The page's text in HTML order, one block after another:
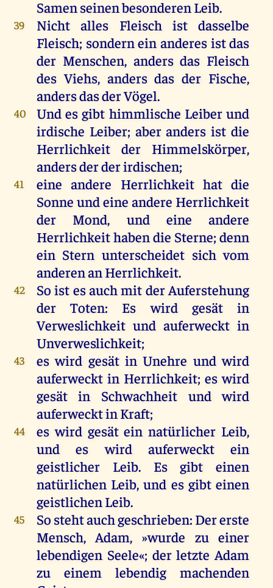
SamenseinenbesonderenLeib.
39 Nicht alles Fleisch ist dasselbe
Fleisch; sondernein anderes istdas
der Menschen, anders das Fleisch
des Viehs, anders das der Fische,
andersdasderVögel.
40 Und es gibt himmlische Leiber und
irdische Leiber; aber anders ist die
Herrlichkeit
der Himmelskörper,
andersderderirdischen;
41 eine andere Herrlichkeit hat die
Sonne undeine andere Herrlichkeit
der
Mond, und eine
andere
Herrlichkeithabendie Sterne;denn
ein Stern unterscheidet sich vom
anderenanHerrlichkeit.
42 So ist esauchmit derAuferstehung
der
Toten: Es wird gesät
in
Verweslichkeit und auferweckt in
Unverweslichkeit;
43 es wird gesät in Unehre und wird
auferweckt in Herrlichkeit;es wird
gesät
in Schwachheit und
wird
auferwecktinKraft;
44 es wird gesät ein natürlicher Leib,
und
es wird auferweckt
ein
geistlicher
Leib. Es gibt
einen
natürlichen Leib,und es gibt einen
geistlichenLeib.
45 So stehtauchgeschrieben: Dererste
Mensch,Adam, »wurde zu einer
lebendigen Seele«; der letzte Adam
zu
einem lebendig machenden